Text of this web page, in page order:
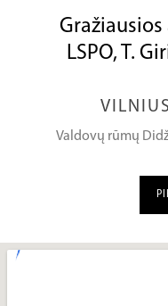
Gražiausios
LSPO, T.
VILNIUS
Valdovų rūmų